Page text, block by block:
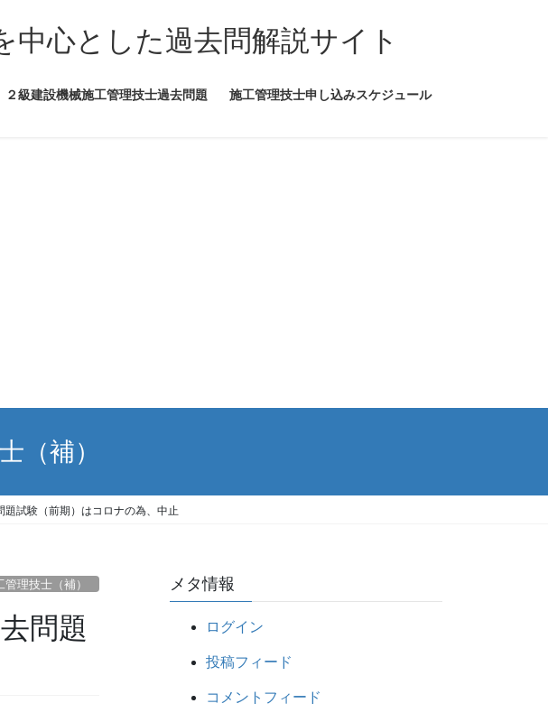
中心とした過去問解説サイト
２級建設機械施工管理技士過去問題 施工管理技士申し込みスケジュール
（補）
試験（前期）はコロナの為、中止
理技士（補）
問題
メタ情報
ログイン
投稿フィード
コメントフィード